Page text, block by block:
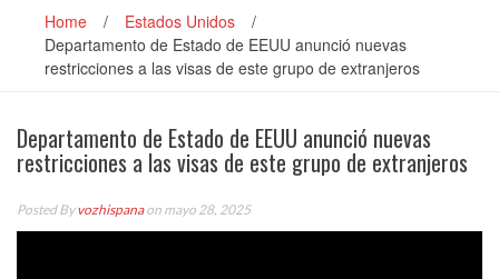
Home / Estados Unidos
/
Departamento de Estado de EEUU anunció nuevas
restricciones a las visas de este grupo de extranjeros
Departamento de Estado de EEUU anunció nuevas
restricciones a las visas de este grupo de extranjeros
Posted Byvozhispanaon mayo 28, 2025